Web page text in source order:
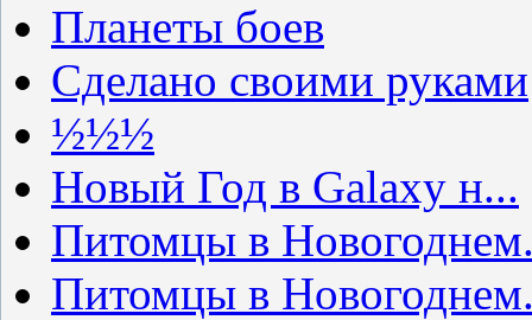
Планеты боев
Сделано своими руками
½½½
Новый Год в Galaxy н...
Питомцы в
Питомцы в